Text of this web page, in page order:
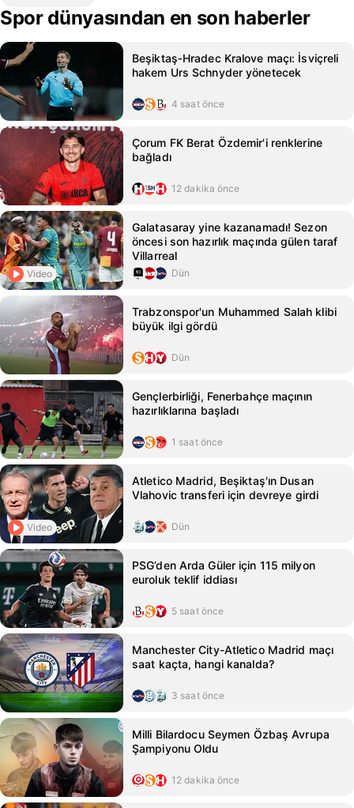
Spor dünyasından en son haberler
Beşiktaş‑Hradec Kralove maçı: İsviçreli
hakem Urs Schnyder yönetecek
4 saat önce
Çorum FK Berat Özdemir'i renklerine
bağladı
12 dakika önce
Video
Galatasaray yine kazanamadı! Sezon
öncesi son hazırlık maçında gülen taraf
Villarreal
Dün
Trabzonspor'un Muhammed Salah klibi
büyük ilgi gördü
Dün
Gençlerbirliği, Fenerbahçe maçının
hazırlıklarına başladı
1 saat önce
Video
Atletico Madrid, Beşiktaş'ın Dusan
Vlahovic transferi için devreye girdi
Dün
PSG’den Arda Güler için 115 milyon
euroluk teklif iddiası
5 saat önce
Manchester City-Atletico Madrid maçı
saat kaçta, hangi kanalda?
3 saat önce
Milli Bilardocu Seymen Özbaş Avrupa
Şampiyonu Oldu
12 dakika önce